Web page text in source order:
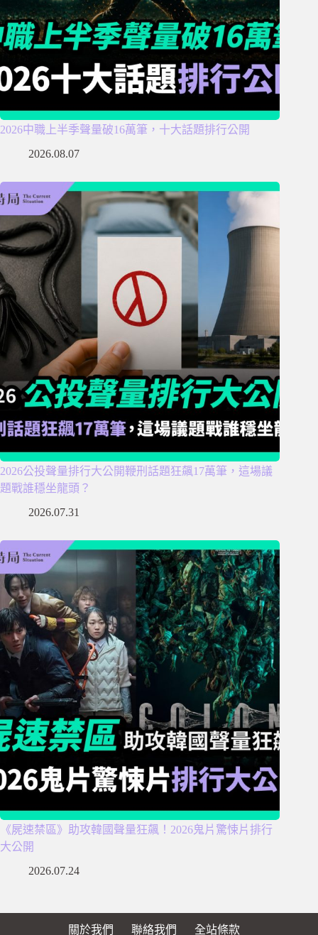
2026中職上半季聲量破16萬筆，十大話題排行公開
2026.08.07
2026公投聲量排行大公開鞭刑話題狂飆17萬筆，這場議
題戰誰穩坐龍頭？
2026.07.31
《屍速禁區》助攻韓國聲量狂飆！2026鬼片驚悚片排行
大公開
2026.07.24
關於我們 聯絡我們 全站條款